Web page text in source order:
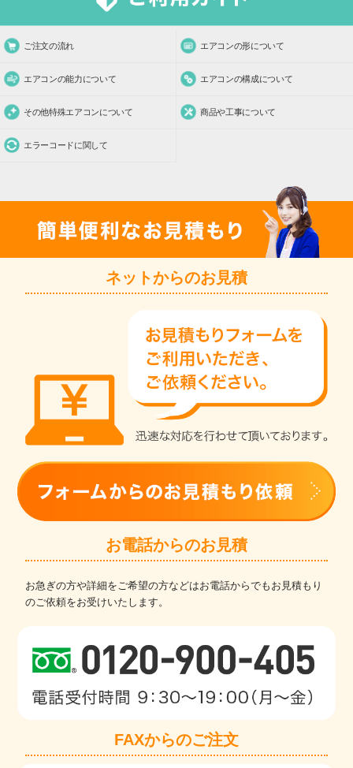
ご注文の流れ エアコンの形について
エアコンの能力について エアコンの構成について
その他特殊エアコンについて 商品や工事について
エラーコードに関して
ネットからのお見積
お電話からのお見積
お急ぎの方や詳細をご希望の方などはお電話からでもお見積もり
のご依頼をお受けいたします。
FAXからのご注文